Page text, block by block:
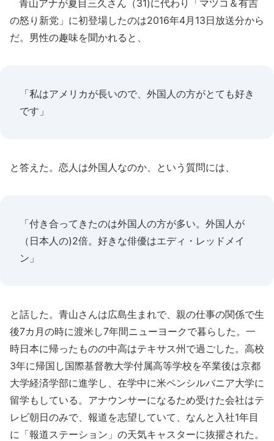
青山アナが夏目三久さん（31)に代わり「マツコ＆有吉
の怒り新党」に初登場したのは2016年4月13日放送分から
だ。男性の趣味を聞かれると、
「私はアメリカが長いので、外国人の方がとても好き
です」
と答えた。恋人は外国人なのか、という質問には、
「付き合ってきたのは外国人の方が多い。外国人が
（日本人の)2倍。好きな俳優はエディ・レッドメイ
ン」
と話した。青山さんは広島生まれで、親の仕事の関係で生
後7カ月の時に渡米し7年間ニューヨークで暮らした。一
時日本に帰ったものの中高はテキサス州で過ごした。高校
3年に帰国し国際基督教大学付属高等学校を卒業後は京都
大学経済学部に進学し、在学中に米ペンシルバニア大学に
留学もしている。アナウンサーになるため受けた会社はテ
レビ朝日のみで、報道を志望していて、なんと入社1年目
に「報道ステーション」の天気キャスターに抜擢された。